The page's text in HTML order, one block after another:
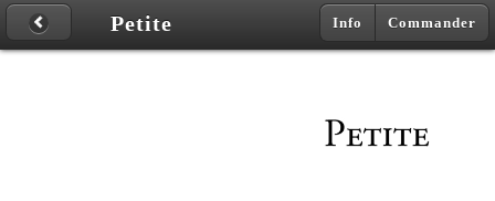
Petite Info Commander